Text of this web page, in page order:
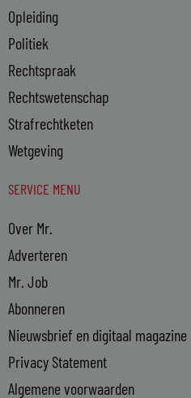
Opleiding
Politiek
Rechtspraak
Rechtswetenschap
Strafrechtketen
Wetgeving
SERVICE MENU
Over Mr.
Adverteren
Mr. Job
Abonneren
Nieuwsbrief en digitaal magazine
Privacy Statement
Algemene voorwaarden